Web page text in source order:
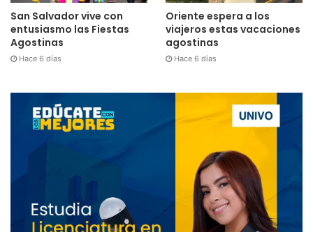
San Salvador vive con
entusiasmo las Fiestas
Agostinas
Hace 6 días
Oriente espera a los
viajeros estas vacaciones
agostinas
Hace 6 días